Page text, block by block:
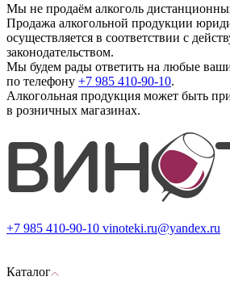
Мы не продаём алкоголь
Продажа алкогольной продукции
осуществляется в соответствии с
законодательством.
Мы будем рады ответить на любые
по телефону +7 985 410-90-10.
Алкогольная продукция может быть
в розничных магазинах.
+7 985 410-90-10 vinoteki.ru@yandex.ru
Каталог